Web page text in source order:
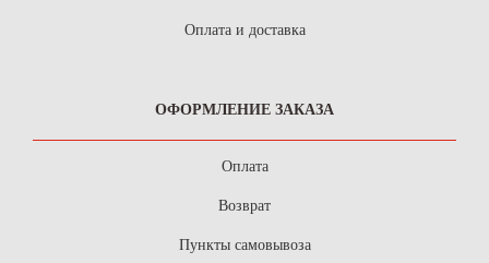
Оплата и доставка
ОФОРМЛЕНИЕ ЗАКАЗА
Оплата
Возврат
Пункты самовывоза